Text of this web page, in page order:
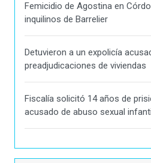
Femicidio de Agostina en
inquilinos de Barrelier
Detuvieron a un expolicía
preadjudicaciones de viviendas
Fiscalía solicitó 14 años de
acusado de abuso sexual